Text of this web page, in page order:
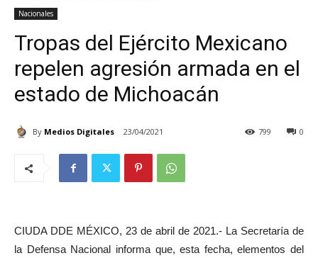
Nacionales
Tropas del Ejército Mexicano
repelen agresión armada en el
estado de Michoacán
By Medios Digitales 23/04/2021 0
799
CIUDA DDE MÉXICO, 23 de abril de 2021.- La Secretaría de
la Defensa Nacional informa que, esta fecha, elementos del